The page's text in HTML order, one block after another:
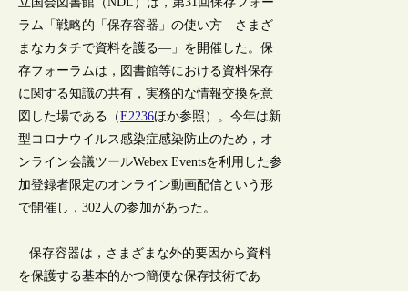
ラム「戦略的「保存容器」の使い方―さまざ
まなカタチで資料を護る―」を開催した。保
存フォーラムは，図書館等における資料保存
に関する知識の共有，実務的な情報交換を意
図した場である（E2236ほか参照）。今年は新
型コロナウイルス感染症感染防止のため，オ
ンライン会議ツールWebex Eventsを利用した参
加登録者限定のオンライン動画配信という形
で開催し，302人の参加があった。
保存容器は，さまざまな外的要因から資料
を保護する基本的かつ簡便な保存技術であ